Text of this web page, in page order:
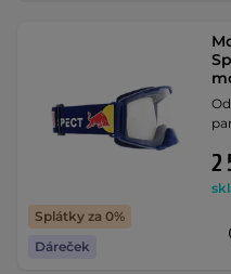
Splátky za 0%
Dáreček
2